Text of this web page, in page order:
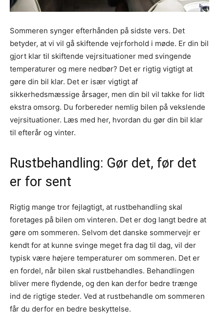
Sommeren synger efterhånden på sidste vers. Det
betyder, at vi vil gå skiftende vejrforhold i møde. Er din bil
gjort klar til skiftende vejrsituationer med svingende
temperaturer og mere nedbør? Det er rigtig vigtigt at
gøre din bil klar. Det er især vigtigt af
sikkerhedsmæssige årsager, men din bil vil takke for lidt
ekstra omsorg. Du forbereder nemlig bilen på vekslende
vejrsituationer. Læs med her, hvordan du gør din bil klar
til efterår og vinter.
Rustbehandling: Gør det, før det
er for sent
Rigtig mange tror fejlagtigt, at rustbehandling skal
foretages på bilen om vinteren. Det er dog langt bedre at
gøre om sommeren. Selvom det danske sommervejr er
kendt for at kunne svinge meget fra dag til dag, vil der
typisk være højere temperaturer om sommeren. Det er
en fordel, når bilen skal rustbehandles. Behandlingen
bliver mere flydende, og den kan derfor bedre trænge
ind de rigtige steder. Ved at rustbehandle om sommeren
får du derfor en bedre beskyttelse.